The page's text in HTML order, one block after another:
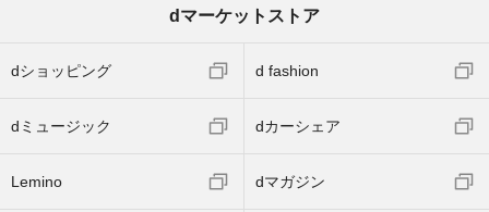
dマーケットストア
dショッピング d fashion
dミュージック dカーシェア
Lemino dマガジン